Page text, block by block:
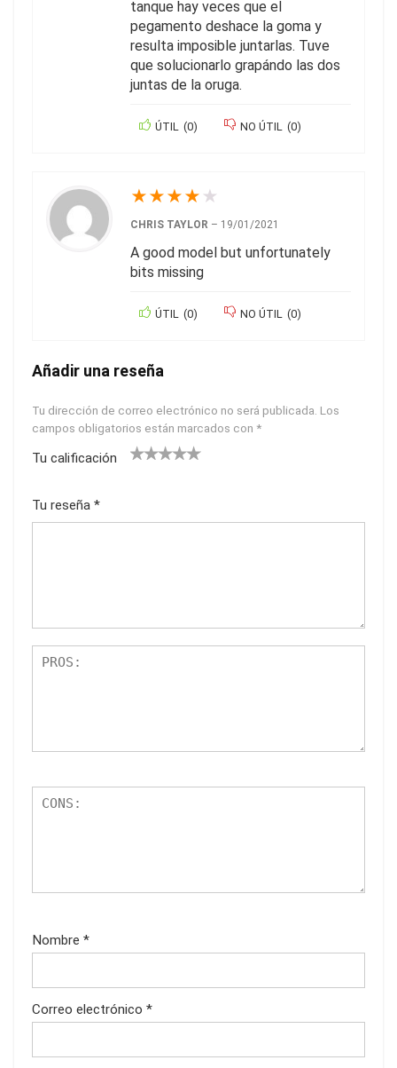
tanque hay veces que el
pegamento deshace la goma y
resulta imposible juntarlas. Tuve
que solucionarlo grapándo las dos
juntas de la oruga.
ÚTIL (0) NO ÚTIL (0)
★★★★ ★
CHRIS TAYLOR – 19/01/2021
A good model but unfortunately
bits missing
ÚTIL (0) NO ÚTIL (0)
Añadir una reseña
Tu dirección de correo electrónico no será publicada. Los
campos obligatorios están marcados con *
Tu calificación
Tu reseña *
Nombre *
Correo electrónico *